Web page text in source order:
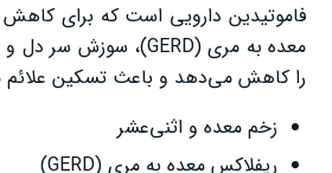
قرص فاموتیدین در بارداری
قرص فاموتیدین ۴۰ در بارداری ضرر دارد؟
قرص فاموتیدین ۲۰ برای کودکان
فاموتیدین دارویی است که برای کاهش
را کاهش می‌دهد و باعث تسکین علائم
زخم معده و اثنی‌عشر
ریفلاکس معده به مری (GERD)